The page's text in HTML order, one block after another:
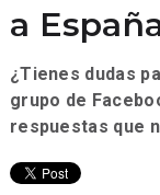
a
¿Tienes dudas
grupo de
respuestas que